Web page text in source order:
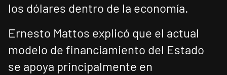
los dólares dentro de la economía.
Ernesto Mattos explicó que el actual
modelo de financiamiento del Estado
se apoya principalmente en